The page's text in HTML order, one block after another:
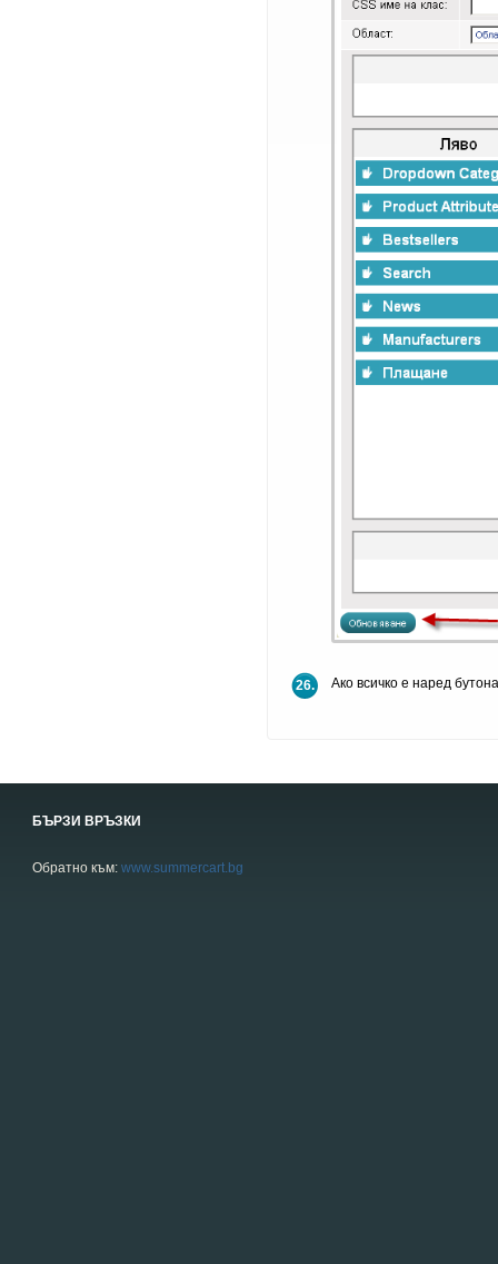
26. Ако всичко е наред
БЪРЗИ ВРЪЗКИ
Обратно към: www.summercart.bg